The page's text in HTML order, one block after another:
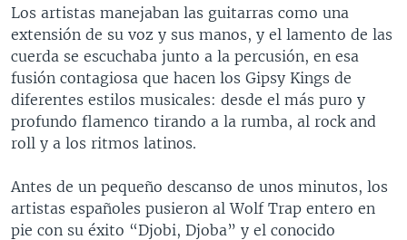
Los artistas manejaban las guitarras como una
extensión de su voz y sus manos, y el lamento de las
cuerda se escuchaba junto a la percusión, en esa
fusión contagiosa que hacen los Gipsy Kings de
diferentes estilos musicales: desde el más puro y
profundo flamenco tirando a la rumba, al rock and
roll y a los ritmos latinos.
Antes de un pequeño descanso de unos minutos, los
artistas españoles pusieron al Wolf Trap entero en
pie con su éxito “Djobi, Djoba” y el conocido